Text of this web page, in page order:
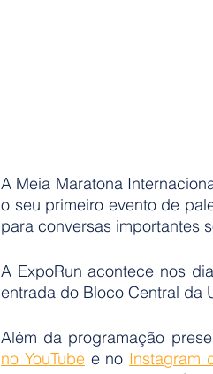
A Meia Maratona
o seu primeiro evento de
para conversas importantes
A ExpoRun acontece nos
entrada do Bloco Central da
Além da programação
no YouTube e no Instagram